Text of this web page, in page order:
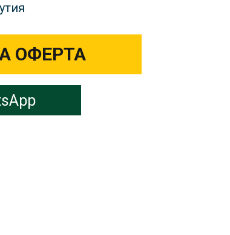
ОФЕРТА